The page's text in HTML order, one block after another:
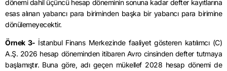
dönemidahilüçüncü hesap döneminin sonuna kadar defter kayıtlarına
esas alınan yabancı para biriminden başka bir yabancı para birimine
dönülemeyecektir.
Örnek 3- İstanbul Finans Merkezinde faaliyet gösteren katılımcı (C)
A.Ş. 2026 hesap döneminden itibaren Avro cinsinden defter tutmaya
başlamıştır. Buna göre, adı geçen mükellef 2028 hesap dönemi de